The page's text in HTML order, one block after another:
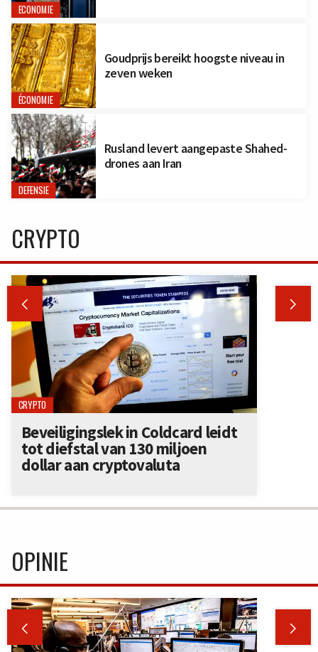
ECONOMIE
ÉCONOMIE
Goudprijs bereikt hoogste niveau in
zeven weken
DEFENSIE
Rusland levert aangepaste Shahed-
drones aan Iran
CRYPTO
 
CRYPTO
Beveiligingslek in Coldcard leidt
tot diefstal van 130 miljoen
dollar aan cryptovaluta
OPINIE
 